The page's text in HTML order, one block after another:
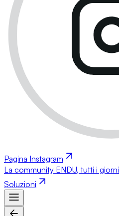
Pagina Instagram
La community ENDU, tutti i giorni
Soluzioni